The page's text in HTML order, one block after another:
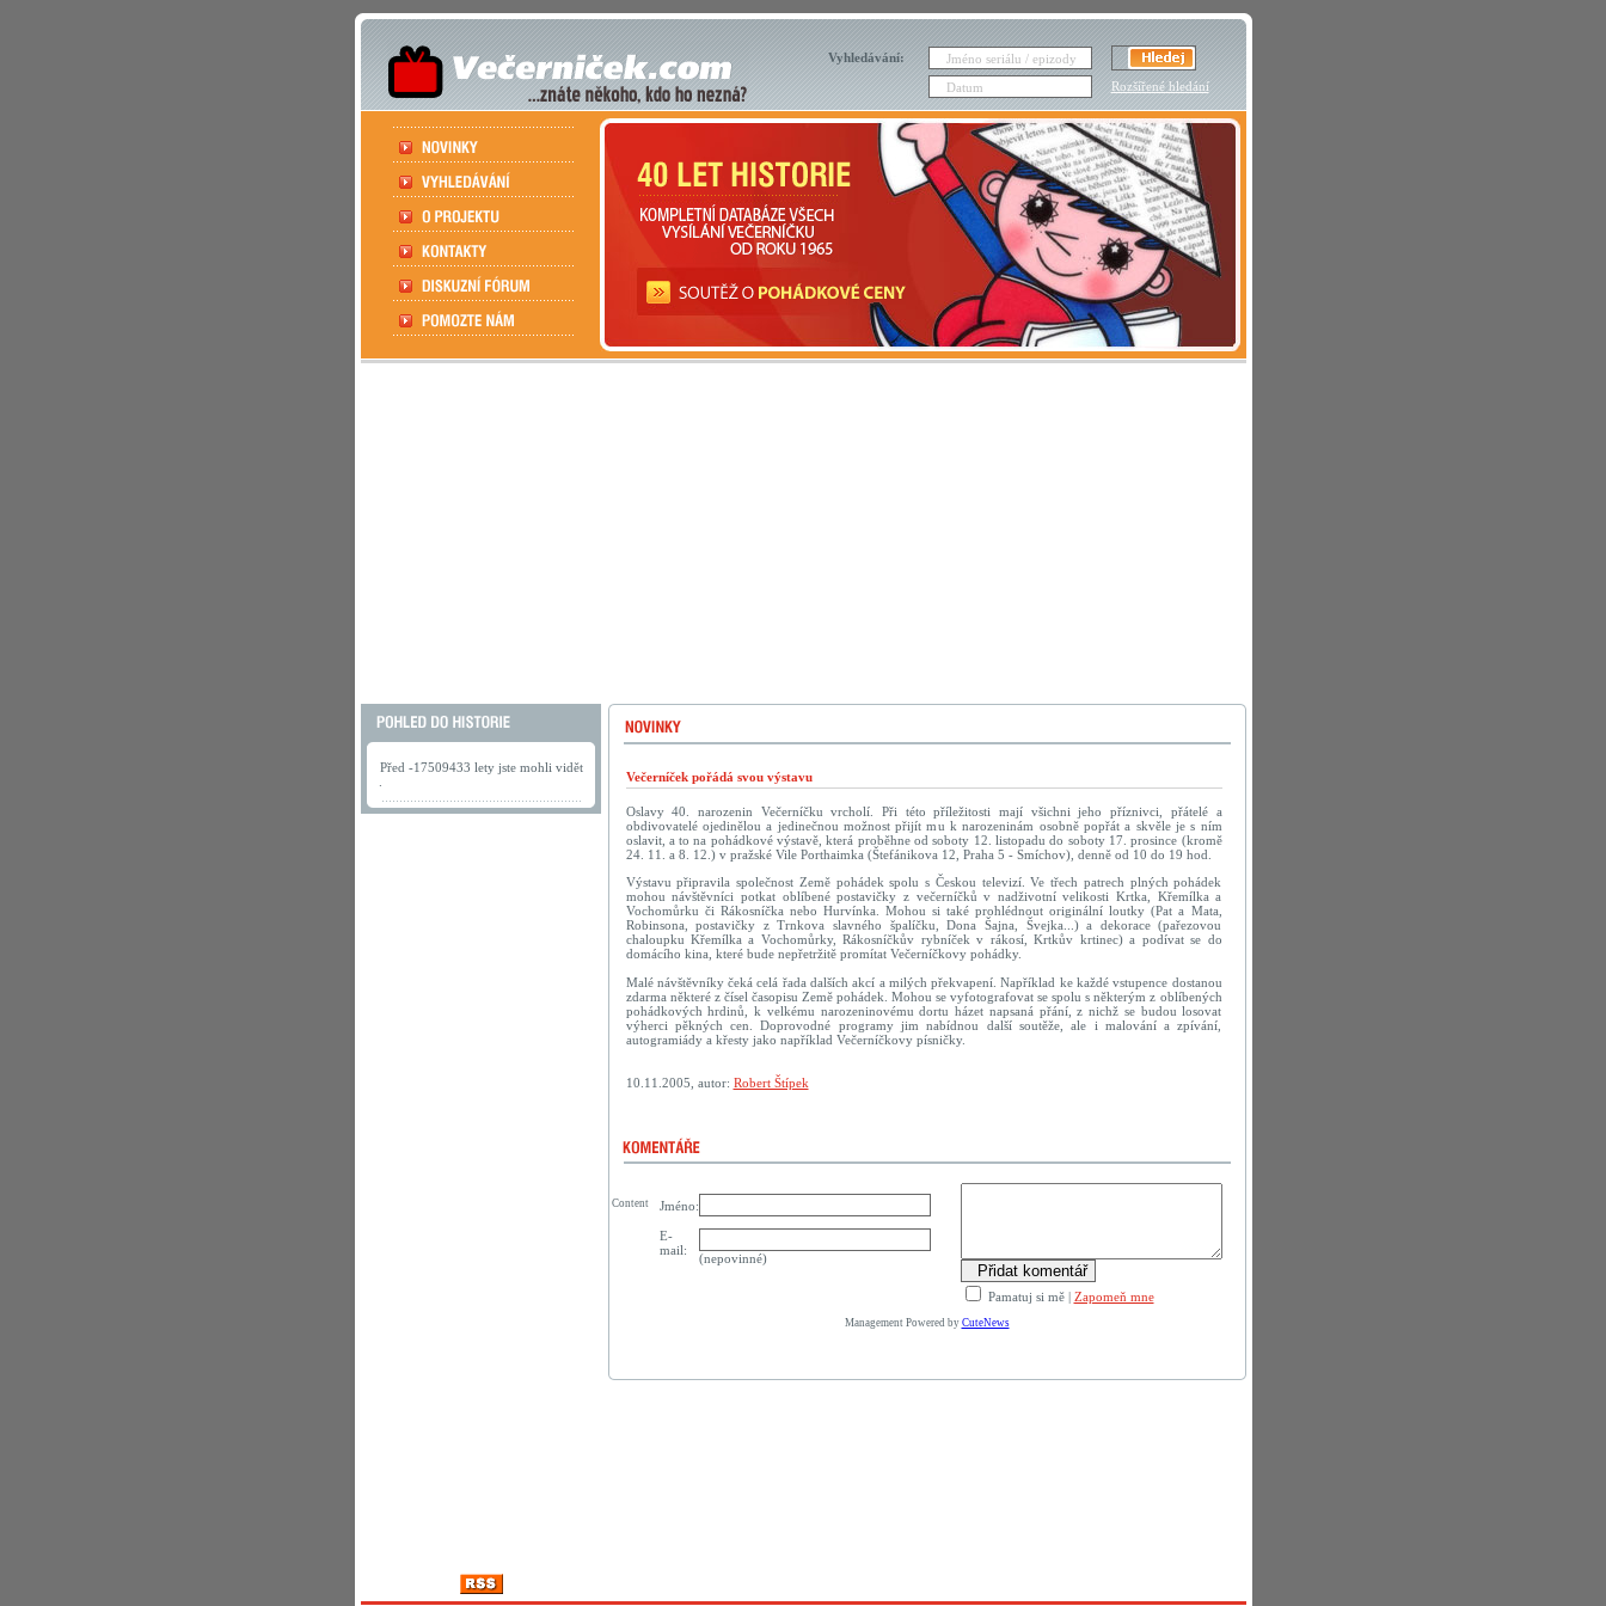
Vyhledávání:
Rozšířené hledání
Před -17509433 lety jste mohli vidět
Večerníček pořádá svou výstavu
Oslavy 40. narozenin Večerníčku vrcholí. Při této příležitosti mají všichni jeho příznivci, přátelé a
obdivovatelé ojedinělou a jedinečnou možnost přijít mu k narozeninám osobně popřát a skvěle je s ním
oslavit, a to na pohádkové výstavě, která proběhne od soboty 12. listopadu do soboty 17. prosince (kromě
24. 11. a 8. 12.) v pražské Vile Porthaimka (Štefánikova 12, Praha 5 - Smíchov), denně od 10 do 19 hod.
Výstavu připravila společnost Země pohádek spolu s Českou televizí. Ve třech patrech plných pohádek
mohou návštěvníci potkat oblíbené postavičky z večerníčků v nadživotní velikosti Krtka, Křemílka a
Vochomůrku či Rákosníčka nebo Hurvínka. Mohou si také prohlédnout originální loutky (Pat a Mata,
Robinsona, postavičky z Trnkova slavného špalíčku, Dona Šajna, Švejka...) a dekorace (pařezovou
chaloupku Křemílka a Vochomůrky, Rákosníčkův rybníček v rákosí, Krtkův krtinec) a podívat se do
domácího kina, které bude nepřetržitě promítat Večerníčkovy pohádky.
Malé návštěvníky čeká celá řada dalších akcí a milých překvapení. Například ke každé vstupence dostanou
zdarma některé z čísel časopisu Země pohádek. Mohou se vyfotografovat se spolu s některým z oblíbených
pohádkových hrdinů, k velkému narozeninovému dortu házet napsaná přání, z nichž se budou losovat
výherci pěkných cen. Doprovodné programy jim nabídnou další soutěže, ale i malování a zpívání,
autogramiády a křesty jako například Večerníčkovy písničky.
10.11.2005, autor: Robert Štípek
Jméno:
Pamatuj si mě| Zapomeň mne
E-
mail:
(nepovinné)
Content
Management Powered by CuteNews